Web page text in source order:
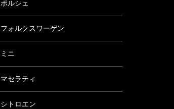
ポルシェ
フォルクスワーゲン
ミニ
マセラティ
シトロエン